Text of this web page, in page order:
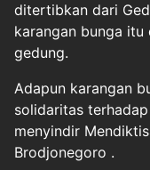
ditertibkan dari
karangan bunga
gedung.
Adapun karangan
solidaritas
menyindir
Brodjonegoro .